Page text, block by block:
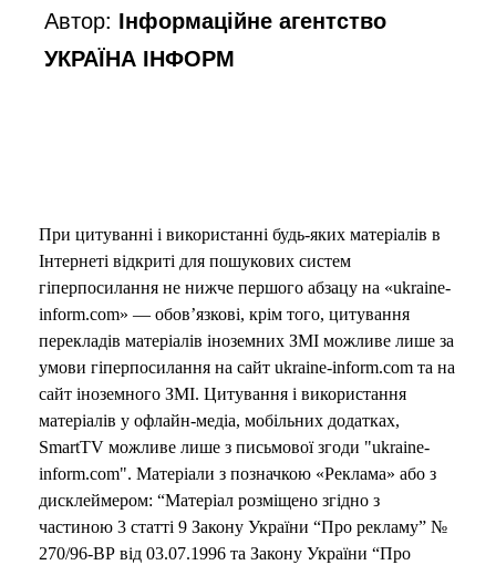
Автор: Інформаційне агентство
УКРАЇНА ІНФОРМ
При цитуванні і використанні будь-яких матеріалів в
Інтернеті відкриті для пошукових систем
гіперпосилання не нижче першого абзацу на «ukraine-
inform.com» — обов’язкові, крім того, цитування
перекладів матеріалів іноземних ЗМІ можливе лише за
умови гіперпосилання на сайт ukraine-inform.com та на
сайт іноземного ЗМІ. Цитування і використання
матеріалів у офлайн-медіа, мобільних додатках,
SmartTV можливе лише з письмової згоди "ukraine-
inform.com". Матеріали з позначкою «Реклама» або з
дисклеймером: “Матеріал розміщено згідно з
частиною 3 статті 9 Закону України “Про рекламу” №
270/96-ВР від 03.07.1996 та Закону України “Про